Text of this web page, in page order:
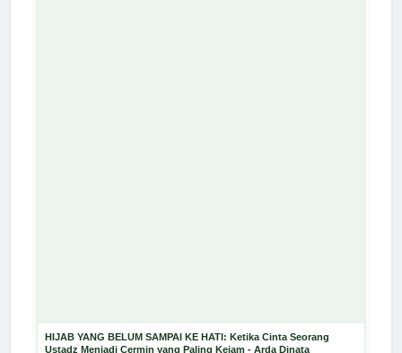
HIJAB YANG BELUM SAMPAI KE HATI: Ketika Cinta Seorang
Ustadz Menjadi Cermin yang Paling Kejam - Arda Dinata